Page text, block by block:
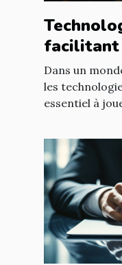
facilitant
Dans un
les
essentiel à